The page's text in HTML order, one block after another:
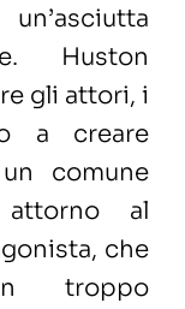
Huston
gli attori, i
a creare
comune
attorno al
che
troppo